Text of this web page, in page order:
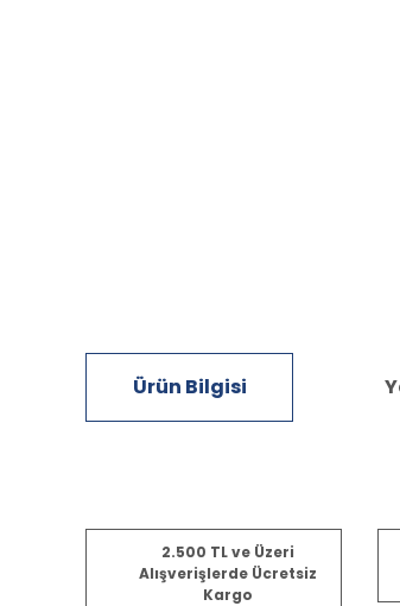
Ürün Bilgisi
Bu ürünün fiyat bilgisi, resim, ürün
Görüş ve önerileriniz için teşekkür ederiz.
2.500 TL ve Üzeri
Alışverişlerde Ücretsiz
Kargo